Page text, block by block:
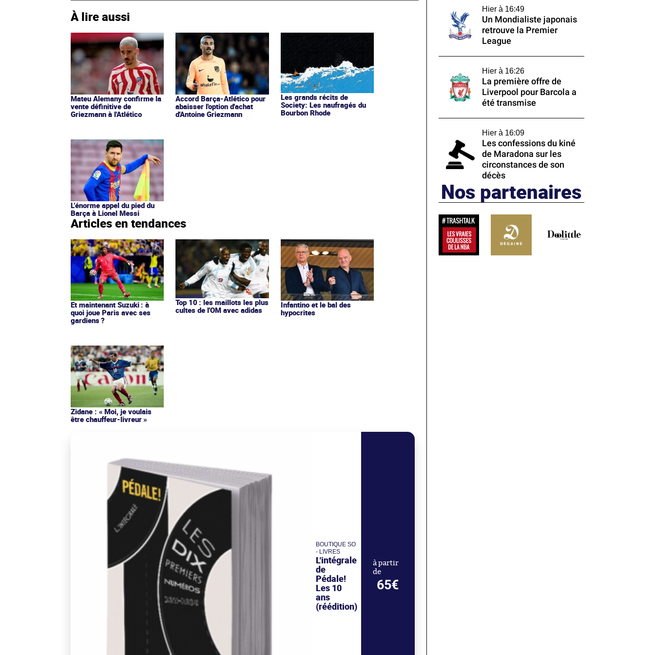
À lire aussi
Mateu Alemany confirme la
vente définitive de
Griezmann à l'Atlético
Accord Barça-Atlético pour
abaisser l'option d'achat
d'Antoine Griezmann
Les grands récits de
Society: Les naufragés du
Bourbon Rhode
L’énorme appel du pied du
Barça à Lionel Messi
Articles en tendances
Et maintenant Suzuki : à
quoi joue Paris avec ses
gardiens ?
Top 10 : les maillots les plus
cultes de l'OM avec adidas
Infantino et le bal des
hypocrites
Zidane : « Moi, je voulais
être chauffeur-livreur »
BOUTIQUE SO
- LIVRES
L'intégrale
de
Pédale!
Les 10
ans
(réédition)
à partir
de
65€
Hier à 16:49
Un Mondialiste japonais
retrouve la Premier
League
Hier à 16:26
La première offre de
Liverpool pour Barcola a
été transmise
Hier à 16:09
Les confessions du kiné
de Maradona sur les
circonstances de son
décès
Nos partenaires